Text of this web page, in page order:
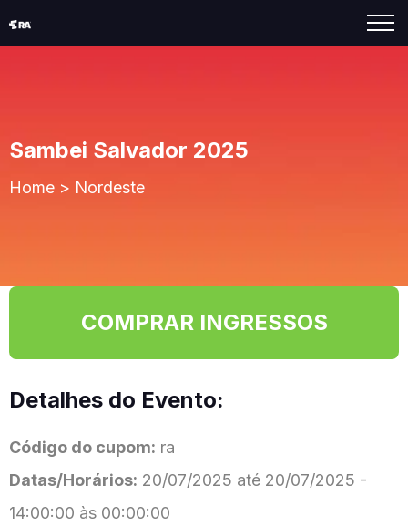
Sambei Salvador 2025
Home > Nordeste
COMPRAR INGRESSOS
Detalhes do Evento:
Código do cupom: ra
Datas/Horários: 20/07/2025 até 20/07/2025 -
14:00:00 às 00:00:00